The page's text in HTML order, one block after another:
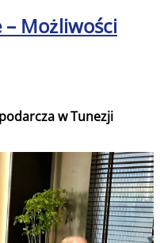
Możliwości
w Tunezji